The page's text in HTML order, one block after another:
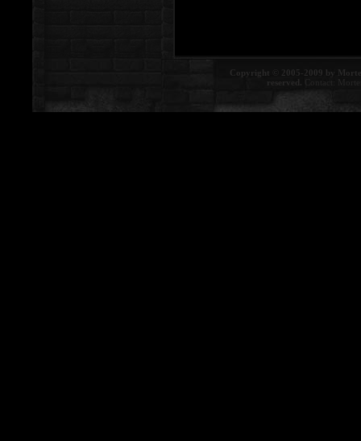
Copyright © 2005-2009 by
reserved. Contact: